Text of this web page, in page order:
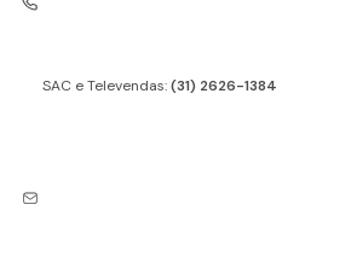
SAC e Televendas:(31) 2626-1384